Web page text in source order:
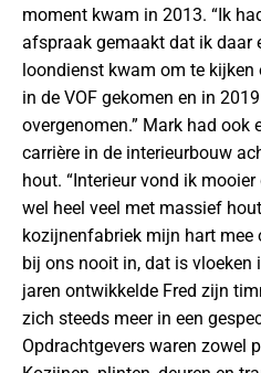
moment kwam in 2013. “Ik
afspraak gemaakt dat ik daar
loondienst kwam om te
in de VOF gekomen en in
overgenomen.” Mark had ook
carrière in de interieurbouw
hout. “Interieur vond ik
wel heel veel met massief
kozijnenfabriek mijn hart
bij ons nooit in, dat is vloeken
jaren ontwikkelde Fred zijn
zich steeds meer in een
Opdrachtgevers waren zowel